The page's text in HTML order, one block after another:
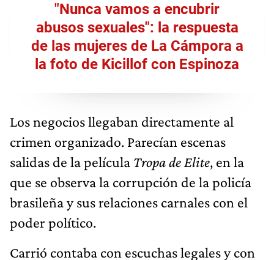
"Nunca vamos a encubrir
abusos sexuales": la respuesta
de las mujeres de La Cámpora a
la foto de Kicillof con Espinoza
Los negocios llegaban directamente al
crimen organizado. Parecían escenas
salidas de la película Tropa de Elite, en la
que se observa la corrupción de la policía
brasileña y sus relaciones carnales con el
poder político.
Carrió contaba con escuchas legales y con